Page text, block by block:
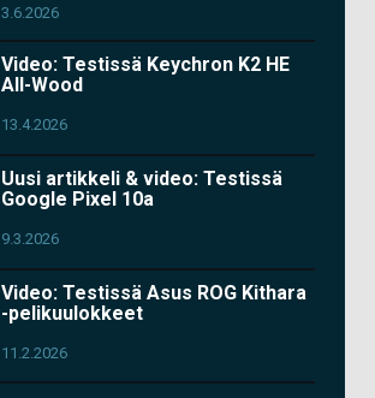
3.6.2026
Video: Testissä Keychron K2 HE
All-Wood
13.4.2026
Uusi artikkeli & video: Testissä
Google Pixel 10a
9.3.2026
Video: Testissä Asus ROG Kithara
-pelikuulokkeet
11.2.2026